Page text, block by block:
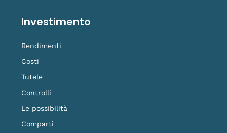
Investimento
Rendimenti
Costi
Tutele
Controlli
Le possibilità
Comparti